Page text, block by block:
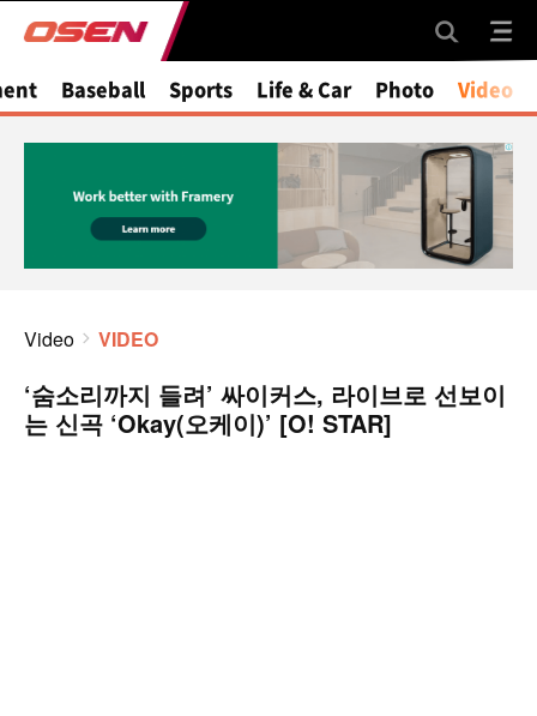
Baseball Sports Life & Car Photo Video
Video VIDEO
‘숨소리까지 들려’ 싸이커스, 라이브로 선보이
는 신곡 ‘Okay(오케이)’ [O! STAR]